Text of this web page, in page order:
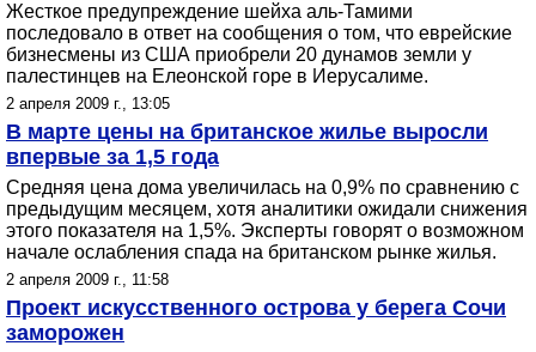
Жесткое предупреждение шейха аль-Тамими
последовало в ответ на сообщения о том, что еврейские
бизнесмены из США приобрели 20 дунамов земли у
палестинцев на Елеонской горе в Иерусалиме.
2 апреля 2009 г., 13:05
В марте цены на британское жилье выросли
впервые за 1,5 года
Средняя цена дома увеличилась на 0,9% по сравнению с
предыдущим месяцем, хотя аналитики ожидали снижения
этого показателя на 1,5%. Эксперты говорят о возможном
начале ослабления спада на британском рынке жилья.
2 апреля 2009 г., 11:58
Проект искусственного острова у берега Сочи
заморожен